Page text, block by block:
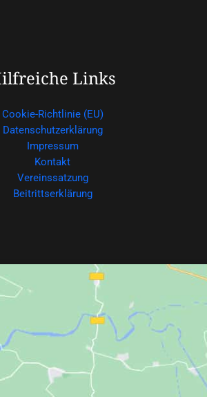
Links
Cookie-Richtlinie (EU)
Datenschutzerklärung
Impressum
Kontakt
Vereinssatzung
Beitrittserklärung